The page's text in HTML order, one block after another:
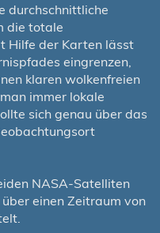
durchschnittliche
die totale
Hilfe der Karten lässt
eingrenzen,
klaren wolkenfreien
immer lokale
sich genau über das
NASA-Satelliten
einen Zeitraum von